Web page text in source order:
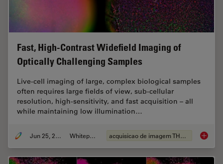
Fast, High-Contrast Widefield Imaging of
Optically Challenging Samples
Live‑cell imaging of large, complex biological samples
often requires large fields of view, sub-cellular
resolution, high-sensitivity, and fast acquisition – all
while maintaining low illumination…
Jun 25, 2026 Whitepaper acquisicao de imagem THUNDER Fast,